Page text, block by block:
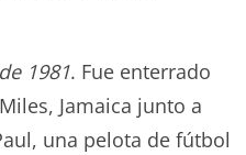
1981. Fue enterrado
Jamaica junto a
una pelota de fútbol